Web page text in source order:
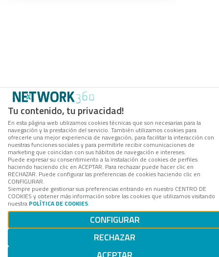
Tu contenido, tu privacidad!
En esta página web utilizamos cookies técnicas que son necesarias para la
navegación y la prestación del servicio. También utilizamos cookies para
ofrecerle una mejor experiencia de navegación, para facilitar la interacción con
nuestras funciones sociales y para permitirle recibir comunicaciones de
marketing que coincidan con sus hábitos de navegación e intereses.
Puede expresar su consentimiento a la instalación de cookies de perfiles
haciendo haciendo clic en ACEPTAR. Para rechazar puede hacer clic en
RECHAZAR. Puede configurar las preferencias de cookies haciendo clic en
CONFIGURAR.
Siempre puede gestionar sus preferencias entrando en nuestro CENTRO DE
COOKIES y obtener más información sobre las cookies que utilizamos visitando
nuestra POLÍTICA DE COOKIES.
CONFIGURAR
RECHAZAR